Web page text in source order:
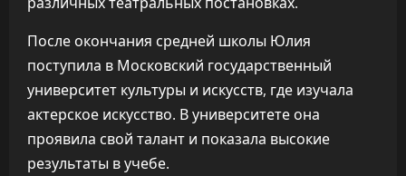
После окончания средней школы Юлия
поступила в Московский государственный
университет культуры и искусств, где изучала
актерское искусство. В университете она
проявила свой талант и показала высокие
результаты в учебе.